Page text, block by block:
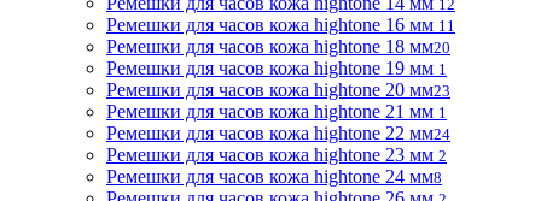
12
Ремешки для часов кожа hightone 16 мм 11
Ремешки для часов кожа hightone 18 мм20
Ремешки для часов кожа hightone 19 мм 1
Ремешки для часов кожа hightone 20 мм23
Ремешки для часов кожа hightone 21 мм 1
Ремешки для часов кожа hightone 22 мм24
Ремешки для часов кожа hightone 23 мм 2
Ремешки для часов кожа hightone 24 мм8